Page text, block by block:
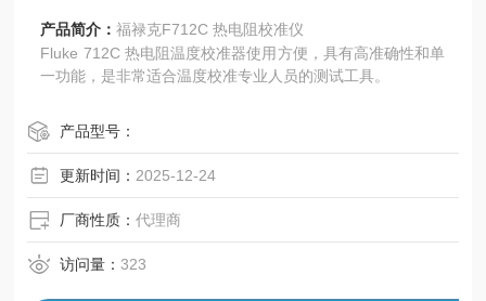
产品简介：福禄克F712C 热电阻校准仪
Fluke 712C 热电阻温度校准器使用方便，具有高准确性和单
一功能，是非常适合温度校准专业人员的测试工具。
产品型号：
更新时间： 2025-12-24
厂商性质：代理商
访问量：323